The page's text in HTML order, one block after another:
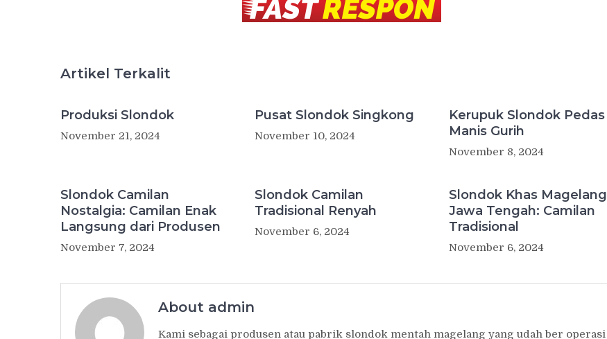
Artikel Terkalit
Produksi Slondok
November 21, 2024
Pusat Slondok Singkong
November 10, 2024
Kerupuk Slondok Pedas
Manis Gurih
November 8, 2024
Slondok Camilan
Nostalgia: Camilan Enak
Langsung dari Produsen
November 7, 2024
Slondok Camilan
Tradisional Renyah
November 6, 2024
Slondok Khas Magelang
Jawa Tengah: Camilan
Tradisional
November 6, 2024
About admin
Kami sebagai produsen atau pabrik slondok mentah magelang yang udah ber operasi